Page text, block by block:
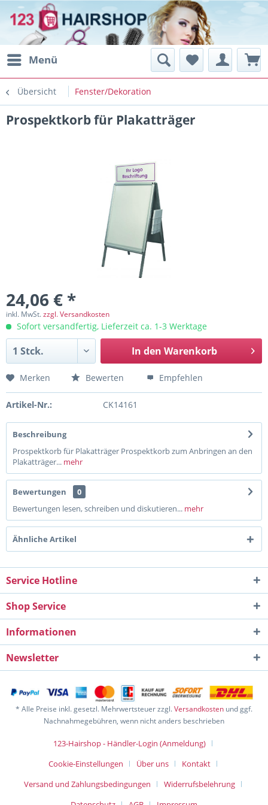
Menü
Übersicht Fenster/Dekoration
Prospektkorb für Plakatträger
24,06 € *
inkl. MwSt.zzgl. Versandkosten
Sofort versandfertig, Lieferzeit ca. 1-3 Werktage
In den Warenkorb
Merken Bewerten Empfehlen
Artikel-Nr.: CK14161
Beschreibung
Prospektkorb für Plakatträger Prospektkorb zum Anbringen an den
Plakatträger... mehr
Bewertungen
0
Bewertungen lesen, schreiben und diskutieren... mehr
Ähnliche Artikel
Service Hotline
Shop Service
Informationen
Newsletter
* Alle Preise inkl. gesetzl. Mehrwertsteuer zzgl.Versandkosten und ggf.
Nachnahmegebühren, wenn nicht anders beschrieben
123-Hairshop - Händler-Login (Anmeldung)
Cookie-Einstellungen
Über uns
Kontakt
Versand und Zahlungsbedingungen
Widerrufsbelehrung